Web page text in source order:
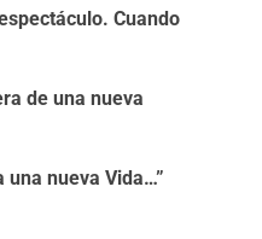
Cuando
de una nueva
una nueva Vida…”